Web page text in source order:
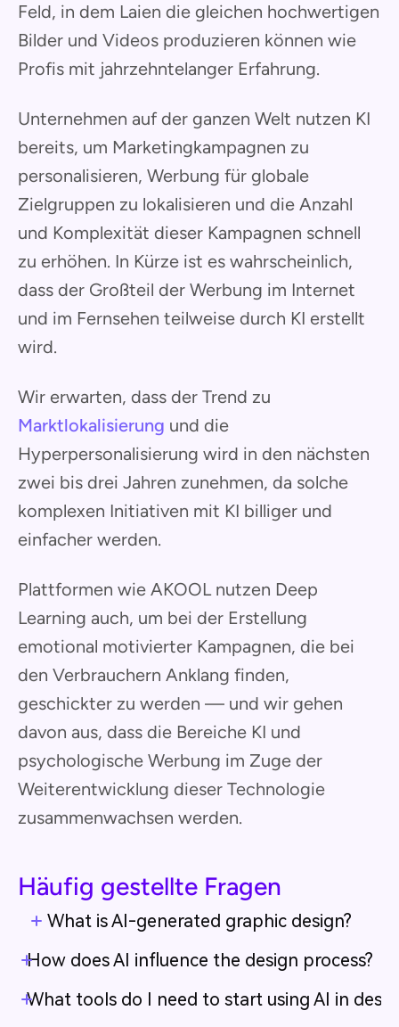
Feld, in dem Laien die gleichen hochwertigen
Bilder und Videos produzieren können wie
Profis mit jahrzehntelanger Erfahrung.
Unternehmen auf der ganzen Welt nutzen KI
bereits, um Marketingkampagnen zu
personalisieren, Werbung für globale
Zielgruppen zu lokalisieren und die Anzahl
und Komplexität dieser Kampagnen schnell
zu erhöhen. In Kürze ist es wahrscheinlich,
dass der Großteil der Werbung im Internet
und im Fernsehen teilweise durch KI erstellt
wird.
Wir erwarten, dass der Trend zu
Marktlokalisierung und die
Hyperpersonalisierung wird in den nächsten
zwei bis drei Jahren zunehmen, da solche
komplexen Initiativen mit KI billiger und
einfacher werden.
Plattformen wie AKOOL nutzen Deep
Learning auch, um bei der Erstellung
emotional motivierter Kampagnen, die bei
den Verbrauchern Anklang finden,
geschickter zu werden — und wir gehen
davon aus, dass die Bereiche KI und
psychologische Werbung im Zuge der
Weiterentwicklung dieser Technologie
zusammenwachsen werden.
Häufig gestellte Fragen
What is AI-generated graphic design?
How does AI influence the design process?
What tools do I need to start using AI in